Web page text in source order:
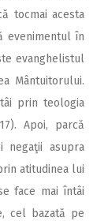
tocmai acesta
evenimentul în
evanghelistul
Mântuitorului.
prin teologia
Apoi, parcă
negaţii asupra
atitudinea lui
face mai întâi
cel bazată pe